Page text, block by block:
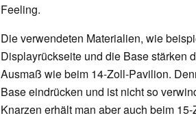
Feeling.
Die verwendeten Materialien, wie
Displayrückseite und die Base stärken
Ausmaß wie beim 14-Zoll-Pavilion.
Base eindrücken und ist nicht so
Knarzen erhält man aber auch beim